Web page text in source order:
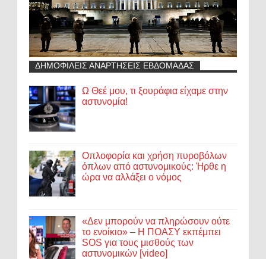
ΔΗΜΟΦΙΛΕΙΣ ΑΝΑΡΤΗΣΕΙΣ ΕΒΔΟΜΑΔΑΣ
Ω Θεέ μου, τι ξουράφια είχαμε στην
αστυνομία!
Οπλοφορία και χρήση πυροβόλων
όπλων από αστυνομικούς: Ήρθε η
ώρα να αλλάξει ο νόμος
«Δεν μπορούν να πληρώσουν ούτε
το ενοίκιο» – Η ΠΟΑΣΥ εκπέμπει
SOS για τους μισθούς των
αστυνομικών [video]